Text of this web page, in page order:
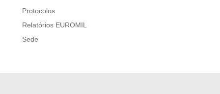
Protocolos
Relatórios EUROMIL
Sede